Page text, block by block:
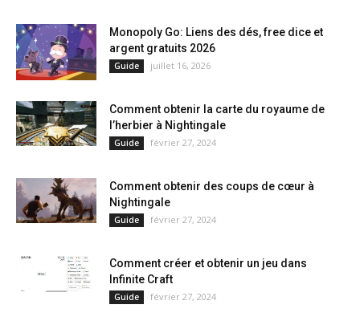
Monopoly Go: Liens des dés, free dice et
argent gratuits 2026
Guide juillet 16, 2026
Comment obtenir la carte du royaume de
l’herbier à Nightingale
Guide février 27, 2024
Comment obtenir des coups de cœur à
Nightingale
Guide février 27, 2024
Comment créer et obtenir un jeu dans
Infinite Craft
Guide février 27, 2024